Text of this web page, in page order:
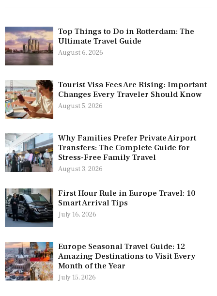
Top Things to Do in Rotterdam: The
Ultimate Travel Guide
August 6, 2026
Tourist Visa Fees Are Rising: Important
Changes Every Traveler Should Know
August 5, 2026
Why Families Prefer Private Airport
Transfers: The Complete Guide for
Stress-Free Family Travel
August 3, 2026
First Hour Rule in Europe Travel: 10
Smart Arrival Tips
July 16, 2026
Europe Seasonal Travel Guide: 12
Amazing Destinations to Visit Every
Month of the Year
July 15, 2026